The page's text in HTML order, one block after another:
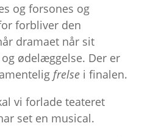
og forsones og
forbliver den
dramaet når sit
ødelæggelse. Der er
frelsei finalen.
vi forlade teateret
set en musical.